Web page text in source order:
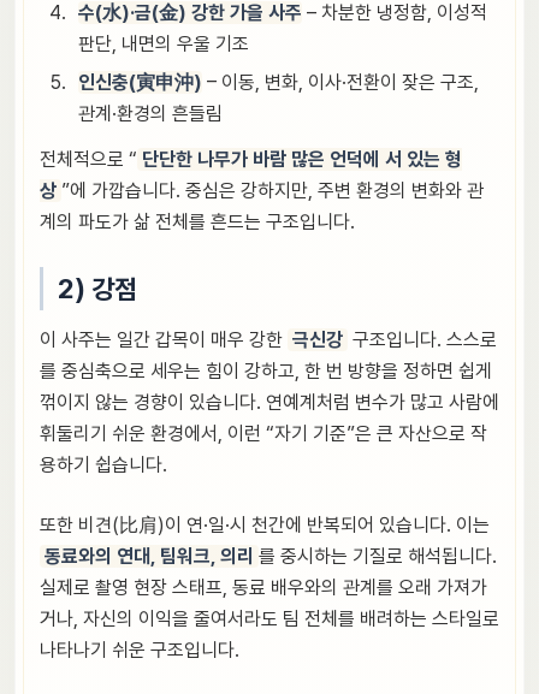
수(水)·금(金) 강한 가을 사주 – 차분한 냉정함, 이성적
판단, 내면의 우울 기조
인신충(寅申沖) – 이동, 변화, 이사·전환이 잦은 구조,
관계·환경의 흔들림
전체적으로 “ 단단한 나무가 바람 많은 언덕에 서 있는 형
상 ”에 가깝습니다. 중심은 강하지만, 주변 환경의 변화와 관
계의 파도가 삶 전체를 흔드는 구조입니다.
2) 강점
이 사주는 일간 갑목이 매우 강한 극신강 구조입니다. 스스로
를 중심축으로 세우는 힘이 강하고, 한 번 방향을 정하면 쉽게
꺾이지 않는 경향이 있습니다. 연예계처럼 변수가 많고 사람에
휘둘리기 쉬운 환경에서, 이런 “자기 기준”은 큰 자산으로 작
용하기 쉽습니다.
또한 비견(比肩)이 연·일·시 천간에 반복되어 있습니다. 이는
동료와의 연대, 팀워크, 의리 를 중시하는 기질로 해석됩니다.
실제로 촬영 현장 스태프, 동료 배우와의 관계를 오래 가져가
거나, 자신의 이익을 줄여서라도 팀 전체를 배려하는 스타일로
나타나기 쉬운 구조입니다.